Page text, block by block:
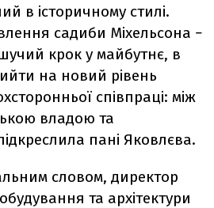
в історичному стилі.
садиби Міхельсона −
крок у майбутнє, в
на новий рівень
співпраці: між
владою та
пані Яковлєва.
словом, директор
та архітектури